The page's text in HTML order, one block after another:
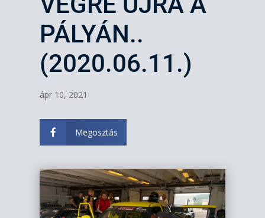
PÁLYÁN..
(2020.06.11.)
ápr 10, 2021
 Megosztás